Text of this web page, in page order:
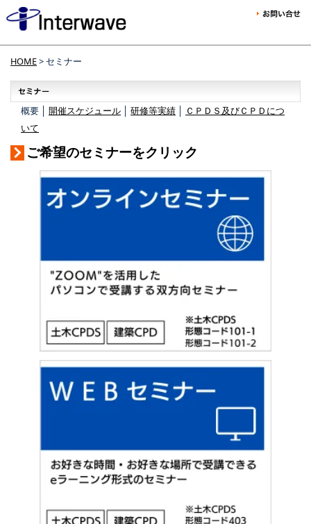
HOME> セミナー
概要 │ 開催スケジュール 研修等実績
ＣＰＤＳ及びＣＰＤにつ
いて
ご希望のセミナーをクリック